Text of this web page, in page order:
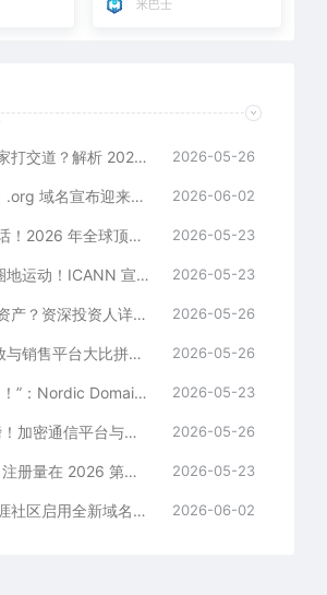
米巴士
如何与匿名买家打交道？解析 2026 年 Exact-Match 高端域名谈判中的隐私保护与定价博弈 2026-05-26
十年磨一“涨”！.org 域名宣布迎来首次价格调整，企业与非营利组织如何锁死成本？ 2026-06-02
见证历史级神话！2026 年全球顶级域名成交历史归档与价值白皮书 2026-05-23
时隔 14 年的圈地运动！ICANN 宣布 2026 轮次新通用顶级域名（gTLDs）全球申请窗口正式开启 2026-05-23
痛失百万美金资产？资深投资人详解：如何避免因“自动续费失败”失去高价域名 2026-05-26
2026 域名停放与销售平台大比拼：Atom、Sedo 与 Afternic 谁能帮你榨干流量、曝光翻倍？ 2026-05-26
“把音量调到11！”：Nordic Domain Days 2026 斯德哥尔摩峰会下周开幕，聚焦厚注册局转型 2026-05-23
2026开年重磅！加密通信平台与海外少儿足球俱乐部联手扫货，批量收购一打“顶级终端域名” 2026-05-26
.shop 和 .xyz 注册量在 2026 第一季度大洗牌，企业电商出海到底该选哪个后缀？ 2026-05-23
王者归来！天涯社区启用全新域名正式回归，一代人的青春如何重构数字资产主权？ 2026-06-02